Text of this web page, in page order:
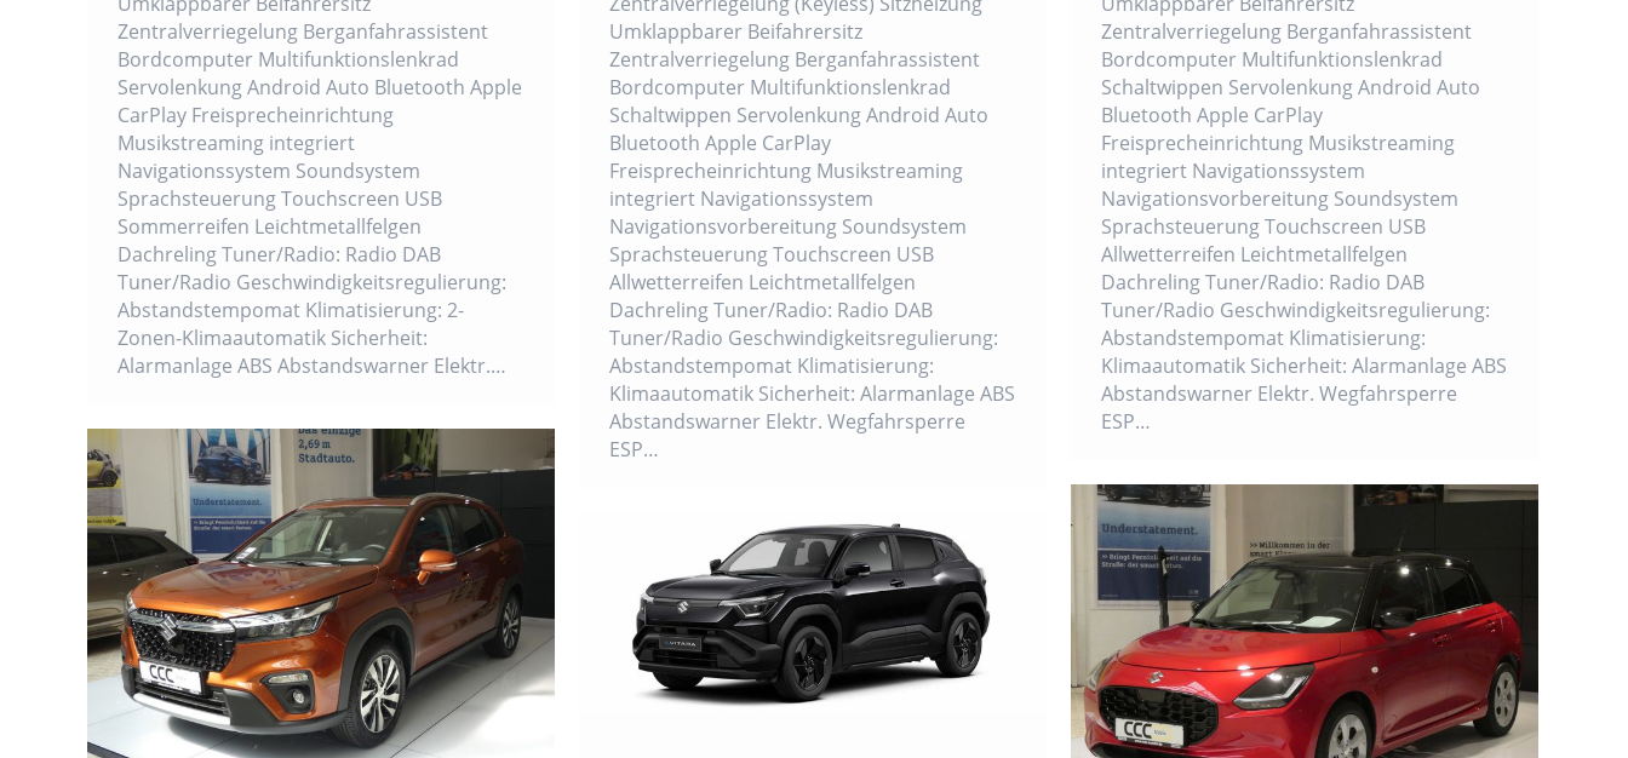
Zentralverriegelung Berganfahrassistent
Bordcomputer Multifunktionslenkrad
Servolenkung Android Auto Bluetooth Apple
CarPlay Freisprecheinrichtung
Musikstreaming integriert
Navigationssystem Soundsystem
Sprachsteuerung Touchscreen USB
Sommerreifen Leichtmetallfelgen
Dachreling Tuner/Radio: Radio DAB
Tuner/Radio Geschwindigkeitsregulierung:
Abstandstempomat Klimatisierung: 2-
Zonen-Klimaautomatik Sicherheit:
Alarmanlage ABS Abstandswarner Elektr.…
Zentralverriegelung Berganfahrassistent
Bordcomputer Multifunktionslenkrad
Schaltwippen Servolenkung Android Auto
Bluetooth Apple CarPlay
Freisprecheinrichtung Musikstreaming
integriert Navigationssystem
Navigationsvorbereitung Soundsystem
Sprachsteuerung Touchscreen USB
Allwetterreifen Leichtmetallfelgen
Dachreling Tuner/Radio: Radio DAB
Tuner/Radio Geschwindigkeitsregulierung:
Abstandstempomat Klimatisierung:
Klimaautomatik Sicherheit: Alarmanlage ABS
Abstandswarner Elektr. Wegfahrsperre
ESP…
Umklappbarer Beifahrersitz
Zentralverriegelung Berganfahrassistent
Bordcomputer Multifunktionslenkrad
Schaltwippen Servolenkung Android Auto
Bluetooth Apple CarPlay
Freisprecheinrichtung Musikstreaming
integriert Navigationssystem
Navigationsvorbereitung Soundsystem
Sprachsteuerung Touchscreen USB
Allwetterreifen Leichtmetallfelgen
Dachreling Tuner/Radio: Radio DAB
Tuner/Radio Geschwindigkeitsregulierung:
Abstandstempomat Klimatisierung:
Klimaautomatik Sicherheit: Alarmanlage ABS
Abstandswarner Elektr. Wegfahrsperre
ESP…